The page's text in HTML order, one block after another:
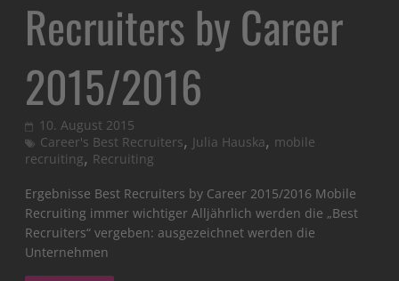
Recruiters by Career
2015/2016
10. August 2015
Career's Best Recruiters, Julia Hauska, mobile
recruiting, Recruiting
Ergebnisse Best Recruiters by Career 2015/2016 Mobile
Recruiting immer wichtiger Alljährlich werden die „Best
Recruiters“ vergeben: ausgezeichnet werden die
Unternehmen